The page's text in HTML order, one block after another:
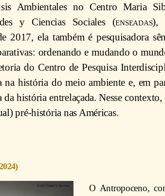
Ambientales no Centro Maria
y Ciencias Sociales (enseadas),
2017, ela também é pesquisadora
ordenando e mudando o
do Centro de Pesquisa
na história do meio ambiente e, em
história entrelaçada. Nesse
pré-história nas Américas.
O Antropoceno,